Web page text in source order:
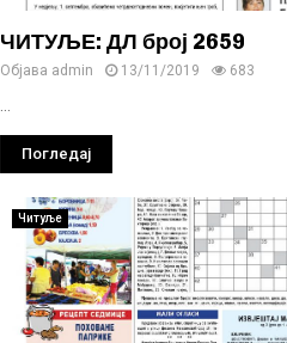
ЧИТУЉЕ: ДЛ број 2659
Објава admin 13/11/2019 683
Погледај
Читуље